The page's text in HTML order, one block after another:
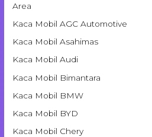
Area
Kaca Mobil AGC Automotive
Kaca Mobil Asahimas
Kaca Mobil Audi
Kaca Mobil Bimantara
Kaca Mobil BMW
Kaca Mobil BYD
Kaca Mobil Chery